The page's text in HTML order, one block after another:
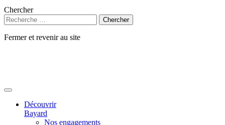
Chercher
Fermer et revenir au site
Découvrir
Bayard
Nos engagements